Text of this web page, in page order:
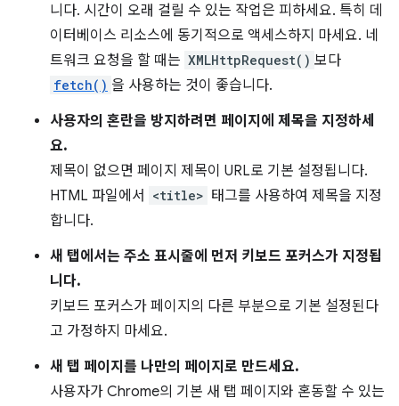
니다. 시간이 오래 걸릴 수 있는 작업은 피하세요. 특히 데
이터베이스 리소스에 동기적으로 액세스하지 마세요. 네
트워크 요청을 할 때는 XMLHttpRequest() 보다
fetch() 을 사용하는 것이 좋습니다.
사용자의 혼란을 방지하려면 페이지에 제목을 지정하세
요.
제목이 없으면 페이지 제목이 URL로 기본 설정됩니다.
HTML 파일에서
<title> 태그를 사용하여 제목을 지정
합니다.
새 탭에서는 주소 표시줄에 먼저 키보드 포커스가 지정됩
니다.
키보드 포커스가 페이지의 다른 부분으로 기본 설정된다
고 가정하지 마세요.
새 탭 페이지를 나만의 페이지로 만드세요.
사용자가 Chrome의 기본 새 탭 페이지와 혼동할 수 있는